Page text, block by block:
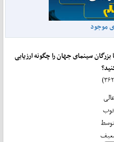
موجود
سینمای جهان را چگونه ارزیابی